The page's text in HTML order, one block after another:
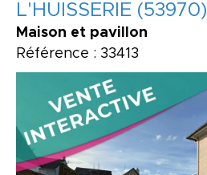
L'HUISSERIE (53970)
Maison et pavillon
Référence : 33413